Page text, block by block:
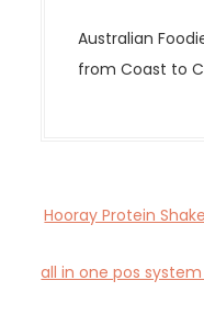
Australian
from Coast to
Hooray Protein Shake
all in one pos